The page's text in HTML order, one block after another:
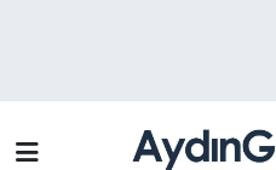
Efeler Trafik